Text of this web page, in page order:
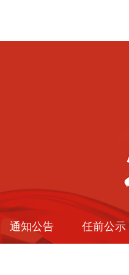
通知公告 任前公示